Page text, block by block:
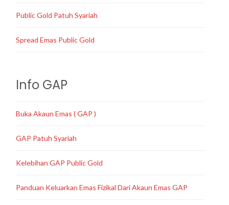
Public Gold Patuh Syariah
Spread Emas Public Gold
Info GAP
Buka Akaun Emas ( GAP )
GAP Patuh Syariah
Kelebihan GAP Public Gold
Panduan Keluarkan Emas Fizikal Dari Akaun Emas GAP